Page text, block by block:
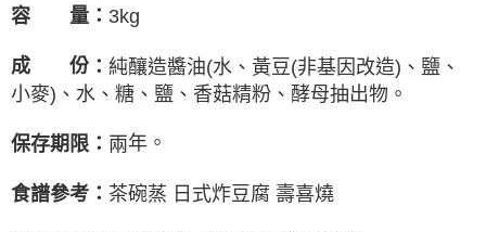
４．使用「AFTEE先享後付」時，將依據個別帳號之用戶狀況，依本公司即
請求用戶進行身份認證。
５．嚴禁一人註冊多個帳號或使用他人資訊註冊。若發現惡意使用之情形，
恩沛科技股份有限公司將有權停止該用戶之使用額度並採取法律行動。
容 量： 3kg
成 份 ： 純釀造醬油(水、黃豆(非基因改造)、鹽、
小麥)、水、糖、鹽、香菇精粉、酵母抽出物。
保存期限： 兩年。
食譜參考： 茶碗蒸 日式炸豆腐 壽喜燒